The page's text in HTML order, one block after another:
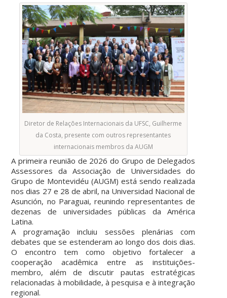
Diretor de Relações Internacionais da UFSC, Guilherme
da Costa, presente com outros representantes
internacionais membros da AUGM
A primeira reunião de 2026 do Grupo de Delegados
Assessores da Associação de Universidades do
Grupo de Montevidéu (AUGM) está sendo realizada
nos dias 27 e 28 de abril, na Universidad Nacional de
Asunción, no Paraguai, reunindo representantes de
dezenas de universidades públicas da América
Latina.
A programação incluiu sessões plenárias com
debates que se estenderam ao longo dos dois dias.
O encontro tem como objetivo fortalecer a
cooperação acadêmica entre as instituições-
membro, além de discutir pautas estratégicas
relacionadas à mobilidade, à pesquisa e à integração
regional.